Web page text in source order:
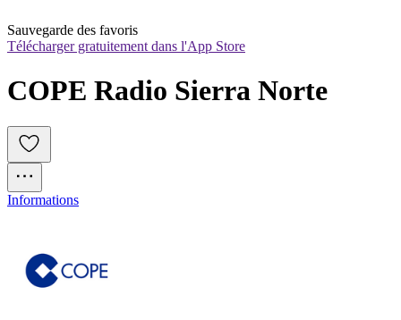
Sauvegarde des favoris
Télécharger gratuitement dans l'App Store
COPE Radio Sierra Norte
Informations